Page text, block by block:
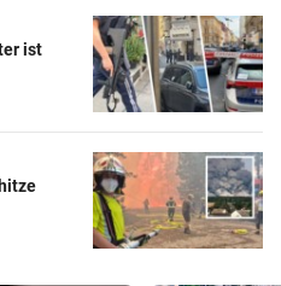
ist